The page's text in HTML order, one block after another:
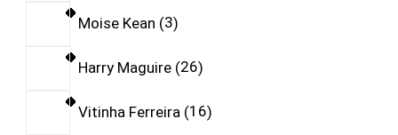
Moise Kean 3
Harry Maguire 26
Vitinha Ferreira 16